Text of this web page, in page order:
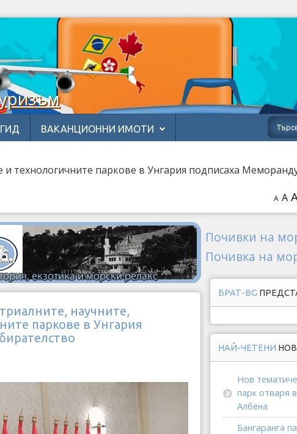
ВАКАНЦИОННИ ИМОТИ
технологичните паркове в Унгария подписаха
A A
научните,
паркове в Унгария
Почивки на
Почивка на
БРАТ-BG
НАЙ-ЧЕТЕНИ
Нов
парк отваря
Албена
Бангаранга